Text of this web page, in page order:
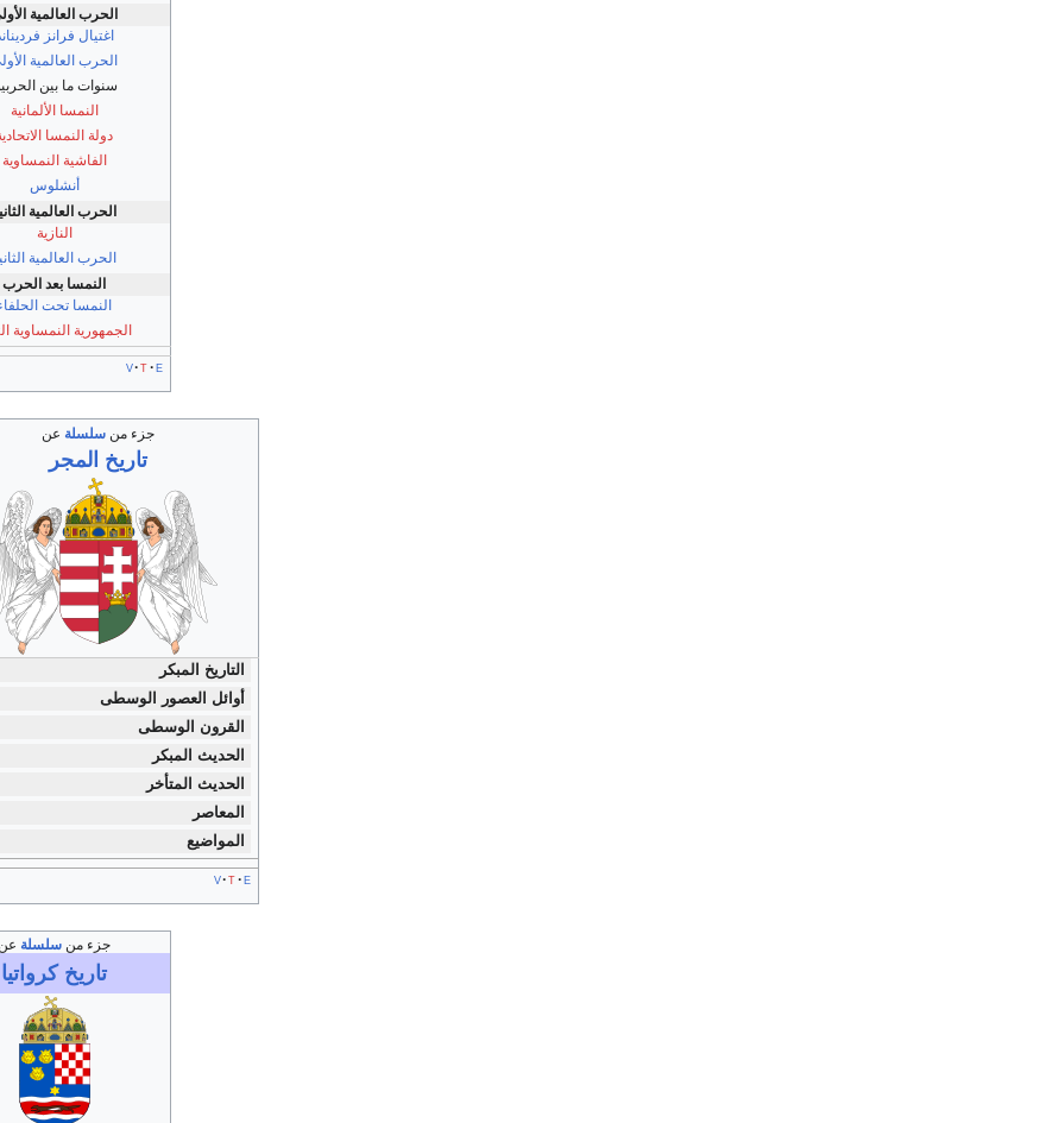
الحرب العالمية
اغتيال فرانز
الحرب العالمية
سنوات ما بين
النمسا الألمانية
دولة النمسا
الفاشية النمساوية
أنشلوس
الحرب العالمية
النازية
الحرب العالمية
النمسا بعد الحرب
النمسا تحت
الجمهورية النمساوية
v t e
جزء من سلسلة عن
تاريخ المجر
التاريخ المبكر
أوائل العصور الوسطى
القرون الوسطى
الحديث المبكر
الحديث المتأخر
المعاصر
المواضيع
v t e
جزء من سلسلة عن
تاريخكرواتيا